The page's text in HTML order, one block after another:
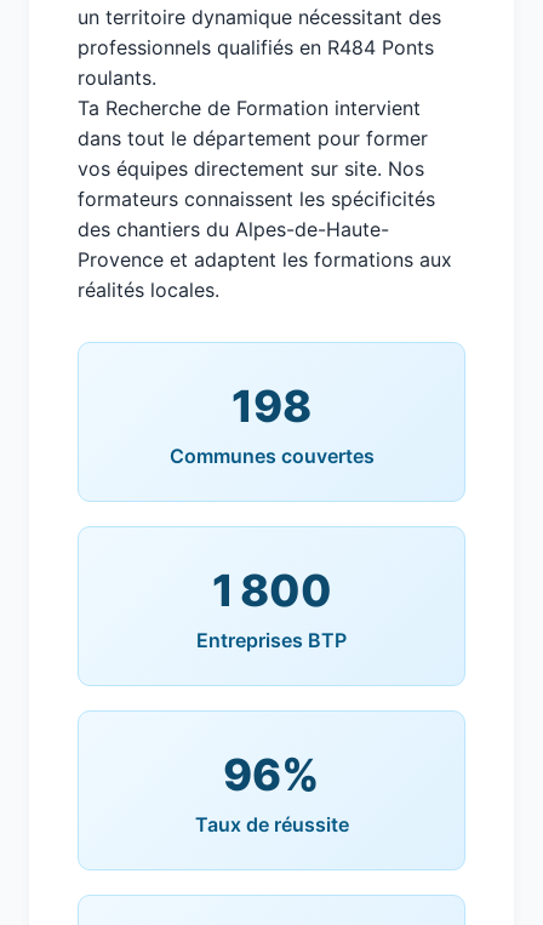
un territoire dynamique nécessitant des
professionnels qualifiés en R484 Ponts
roulants.
Ta Recherche de Formation intervient
dans tout le département pour former
vos équipes directement sur site. Nos
formateurs connaissent les spécificités
des chantiers du Alpes-de-Haute-
Provence et adaptent les formations aux
réalités locales.
198
Communes couvertes
1 800
Entreprises BTP
96%
Taux de réussite